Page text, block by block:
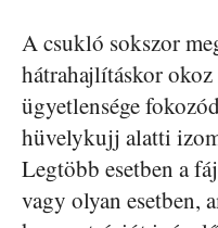
A csukló sokszor
hátrahajlításkor
ügyetlensége
hüvelykujj alatti
Legtöbb esetben a
vagy olyan esetben,